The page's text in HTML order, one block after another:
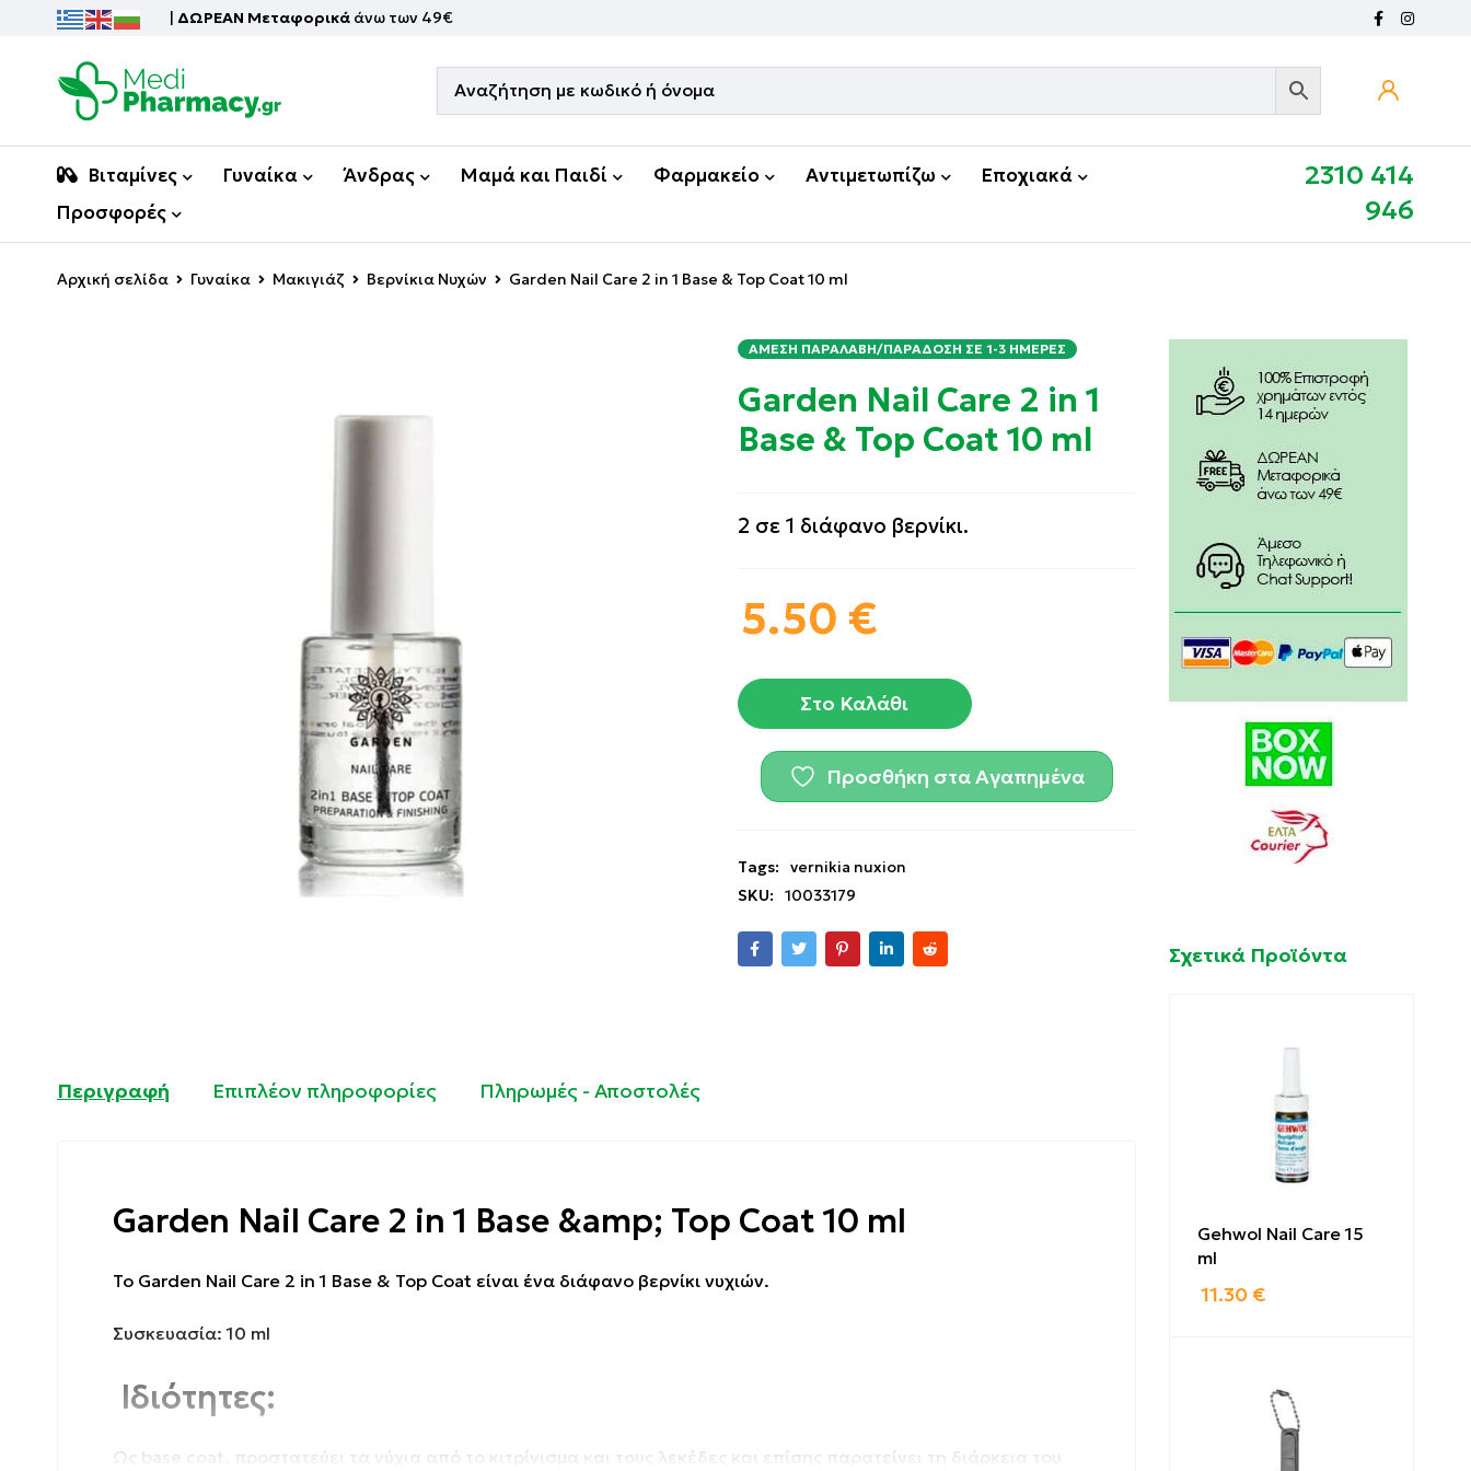
| ΔΩΡΕΑΝ Μεταφορικά άνω των 49€
Βιταμίνες Γυναίκα Άνδρας Μαμά και Παιδί Φαρμακείο Αντιμετωπίζω
Εποχιακά
Προσφορές
2310 414
946
Αρχική σελίδα Γυναίκα Μακιγιάζ Βερνίκια Νυχών Garden Nail Care 2 in 1 Base & Top Coat 10 ml
ΆΜΕΣΗ ΠΑΡΑΛΑΒΉ/ΠΑΡΆΔΟΣΗ ΣΕ 1-3 ΗΜΈΡΕΣ
Garden Nail Care 2 in 1
Base & Top Coat 10 ml
2 σε 1 διάφανο βερνίκι.
5.50 €
Στο Καλάθι
Προσθήκη στα Αγαπημένα
Tags:
vernikia nuxion
SKU:
10033179
Περιγραφή Επιπλέον πληροφορίες Πληρωμές - Αποστολές
Garden Nail Care 2 in 1 Base &amp; Top Coat 10 ml
Το Garden Nail Care 2 in 1 Base & Top Coat είναι ένα διάφανο βερνίκι νυχιών.
Συσκευασία: 10 ml
Ιδιότητες:
Ως base coat, προστατεύει τα νύχια από το κιτρίνισμα και τους λεκέδες και επίσης παρατείνει τη διάρκεια του
Σχετικά Προϊόντα
Gehwol Nail Care 15
ml
11.30 €